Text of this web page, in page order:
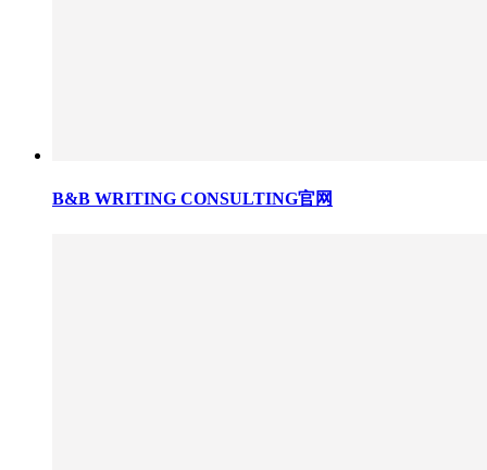
B&B WRITING CONSULTING官网